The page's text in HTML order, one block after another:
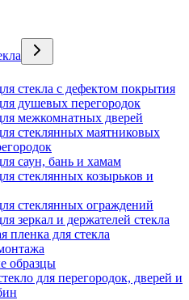
стекла с дефектом покрытия
душевых перегородок
межкомнатных дверей
стеклянных маятниковых
саун, бань и хамам
стеклянных козырьков и
стеклянных ограждений
зеркал и держателей стекла
пленка для стекла
образцы
для перегородок, дверей и